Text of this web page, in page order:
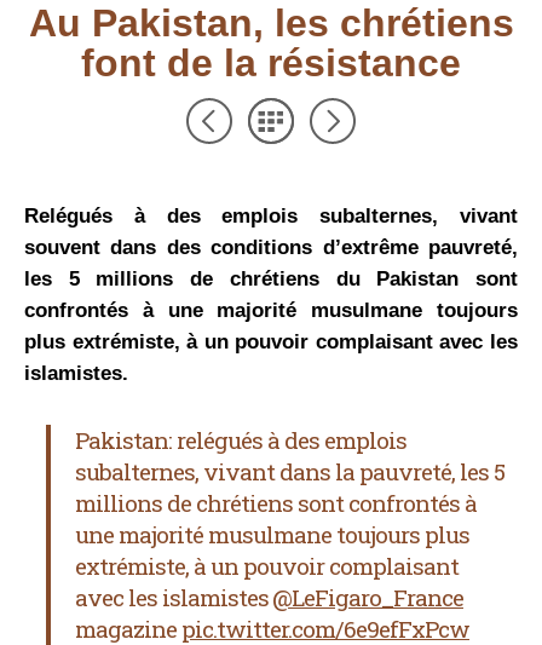
Au Pakistan, les chrétiens
font de la résistance
Relégués à des emplois subalternes, vivant
souvent dans des conditions d’extrême pauvreté,
les 5 millions de chrétiens du Pakistan sont
confrontés à une majorité musulmane toujours
plus extrémiste, à un pouvoir complaisant avec les
islamistes.
Pakistan: relégués à des emplois
subalternes, vivant dans la pauvreté, les 5
millions de chrétiens sont confrontés à
une majorité musulmane toujours plus
extrémiste, à un pouvoir complaisant
avec les islamistes ⁦@LeFigaro_France
magazine pic.twitter.com/6e9efFxPcw